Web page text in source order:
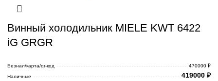
Винный холодильник MIELE KWT 6422
iG GRGR
Безнал/карта/qr-код
470000 ₽
Наличные
419000 ₽